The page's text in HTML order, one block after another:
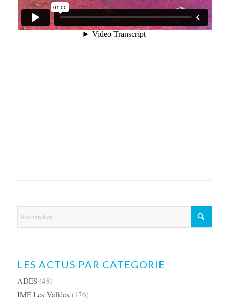
LES ACTUS PAR CATEGORIE
ADES(48)
IME Les Vallées (176)